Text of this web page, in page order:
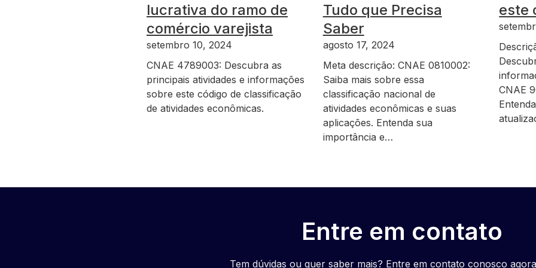
lucrativa do ramo de
comércio varejista
setembro 10, 2024
CNAE 4789003: Descubra as
principais atividades e informações
sobre este código de classificação
de atividades econômicas.
Tudo que Precisa
Saber
agosto 17, 2024
Meta descrição: CNAE 0810002:
Saiba mais sobre essa
classificação nacional de
atividades econômicas e suas
aplicações. Entenda sua
importância e…
este
CNAE
Entre em contato
Tem dúvidas ou quer saber mais? Entre em contato conosco